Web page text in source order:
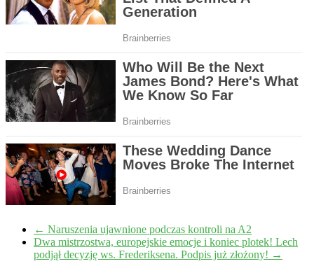
← Naruszenia ujawnione podczas kontroli na A2
Dwa mistrzostwa, europejskie emocje i koniec plotek! Lech
podjął decyzję ws. Frederiksena. Podpis już złożony! →